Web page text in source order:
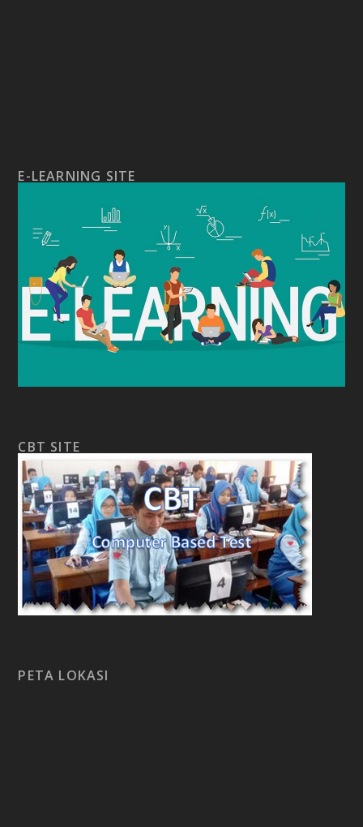
E-LEARNING SITE
CBT SITE
PETA LOKASI